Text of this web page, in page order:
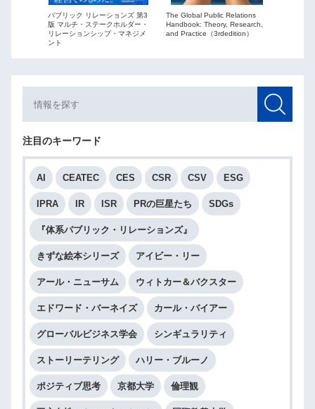
パブリック リレーションズ 第3
版 マルチ・ステークホルダー・
リレーションシップ・マネジメ
ント
The Global Public Relations
Handbook: Theory, Research,
and Practice（3rdedition）
注目のキーワード
AI CEATEC CES CSR CSV ESG
IPRA IR ISR PRの巨星たち SDGs
『体系パブリック・リレーションズ』
きずな絵本シリーズ アイビー・リー
アール・ニューサム ウィトカー＆バクスター
エドワード・バーネイズ カール・バイアー
グローバルビジネス学会 シンギュラリティ
ストーリーテリング ハリー・ブルーノ
ポジティブ思考 京都大学 倫理観